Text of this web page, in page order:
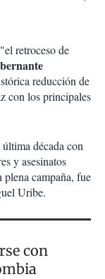
retroceso de
reducción de
con los principales
década con
y asesinatos
plena campaña, fue
Uribe.
con